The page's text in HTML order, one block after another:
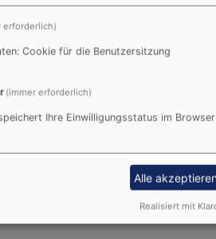
„Familie leben“ der
Deutschland ausgezeichnet
zwischen
erforderlich)
Cookie für die Benutzersitzung
(immer erforderlich)
Ihre Einwilligungsstatus im Browser
Alle
Realisiert mit